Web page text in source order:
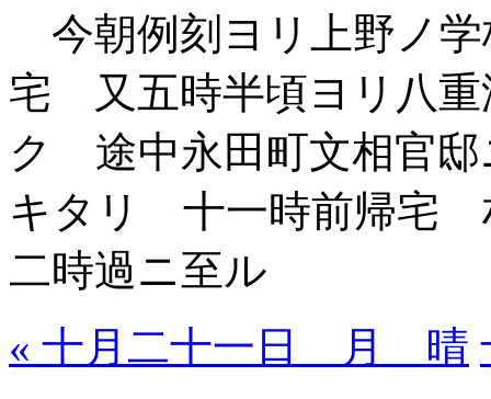
今朝例刻ヨリ上野ノ
宅 又五時半頃ヨリ八重
ク 途中永田町文相官邸
キタリ 十一時前帰宅
二時過ニ至ル
« 十月二十一日 月 晴